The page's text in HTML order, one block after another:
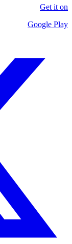
Get it on
Google Play